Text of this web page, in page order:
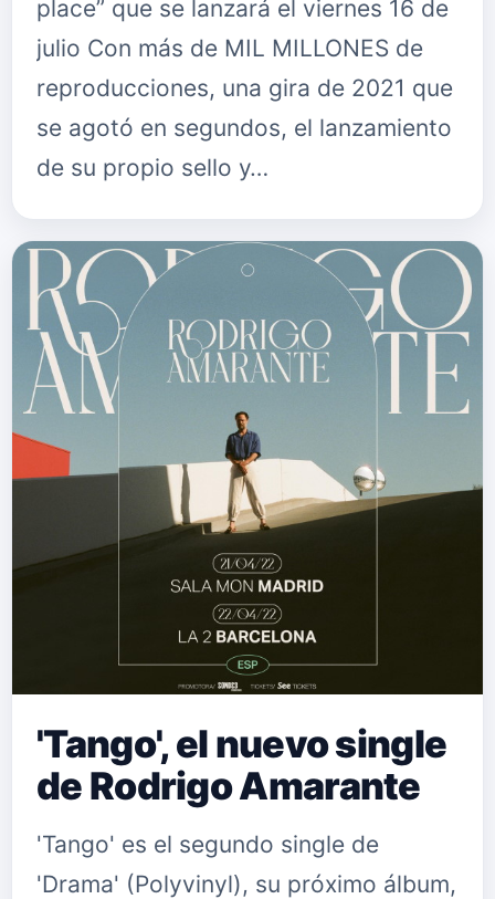
place” que se lanzará el viernes 16 de
julio Con más de MIL MILLONES de
reproducciones, una gira de 2021 que
se agotó en segundos, el lanzamiento
de su propio sello y…
'Tango', el nuevo single
de Rodrigo Amarante
'Tango' es el segundo single de
'Drama' (Polyvinyl), su próximo álbum,